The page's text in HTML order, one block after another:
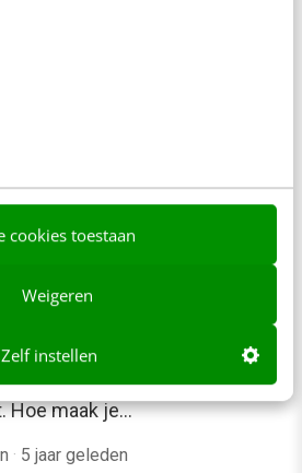
cookies toestaan
Weigeren
Zelf instellen
13 (en hoe je die
– zelfs bij de beste
verdwijnt weleens ten
Hoe maak je…
· 5 jaar geleden